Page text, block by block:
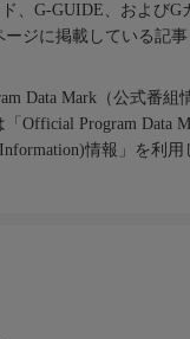
、G-GUIDE、および
ージに掲載している記
Data Mark（公式番組
「Official Program Data
Information)情報」を利